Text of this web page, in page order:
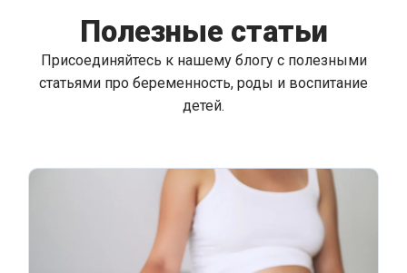
Полезные статьи
Присоединяйтесь к нашему блогу с полезными
статьями про беременность, роды и воспитание
детей.